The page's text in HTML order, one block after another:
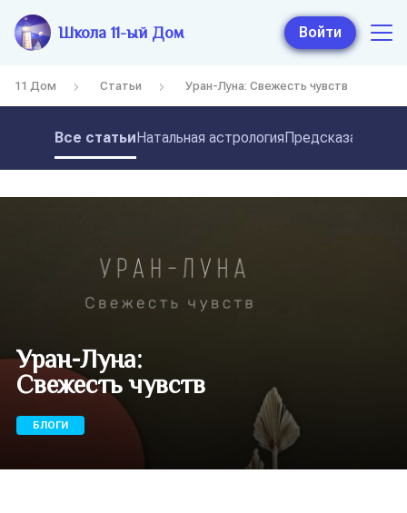
Школа 11-ый Дом Войти
11 Дом Статьи Уран-Луна: Свежесть чувств
Все статьиНатальная астрология
Уран-Луна:
Свежесть чувств
БЛОГИ